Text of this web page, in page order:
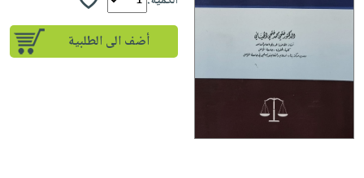
كتب
أكاديمية
القراءةتحميل
أسئلة
تحميل
Android
صندوق
تعليمية
والعناية
أضف الى الطلبية